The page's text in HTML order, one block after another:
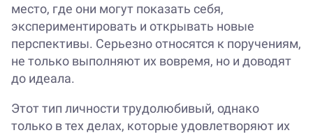
место, где они могут показать себя,
экспериментировать и открывать новые
перспективы. Серьезно относятся к поручениям,
не только выполняют их вовремя, но и доводят
до идеала.
Этот тип личности трудолюбивый, однако
только в тех делах, которые удовлетворяют их